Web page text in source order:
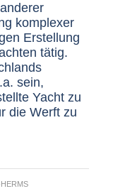
komplexer
Erstellung
tätig.
sein,
Yacht zu
die Werft zu